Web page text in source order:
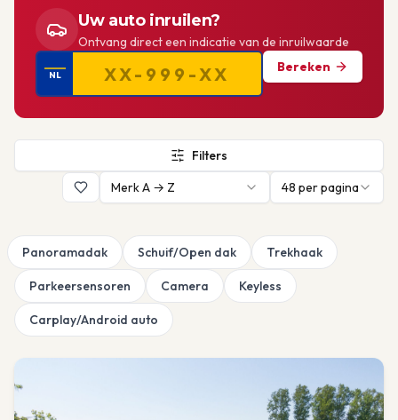
Uw auto inruilen?
Ontvang direct een indicatie van de inruilwaarde
NL
Bereken
Filters
Merk A → Z
48 per pagina
Panoramadak Schuif/Open dak Trekhaak
Parkeersensoren Camera Keyless
Carplay/Android auto